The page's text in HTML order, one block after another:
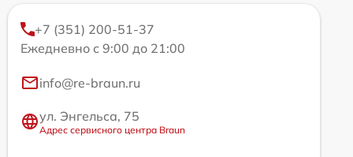
+7 (351) 200-51-37
Ежедневно с 9:00 до 21:00
info@re-braun.ru
ул. Энгельса, 75
Адрес сервисного центра Braun